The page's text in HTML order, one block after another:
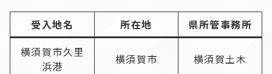
受入地名 所在地
県所管事務所
横須賀市久里
浜港
横須賀市 横須賀土木